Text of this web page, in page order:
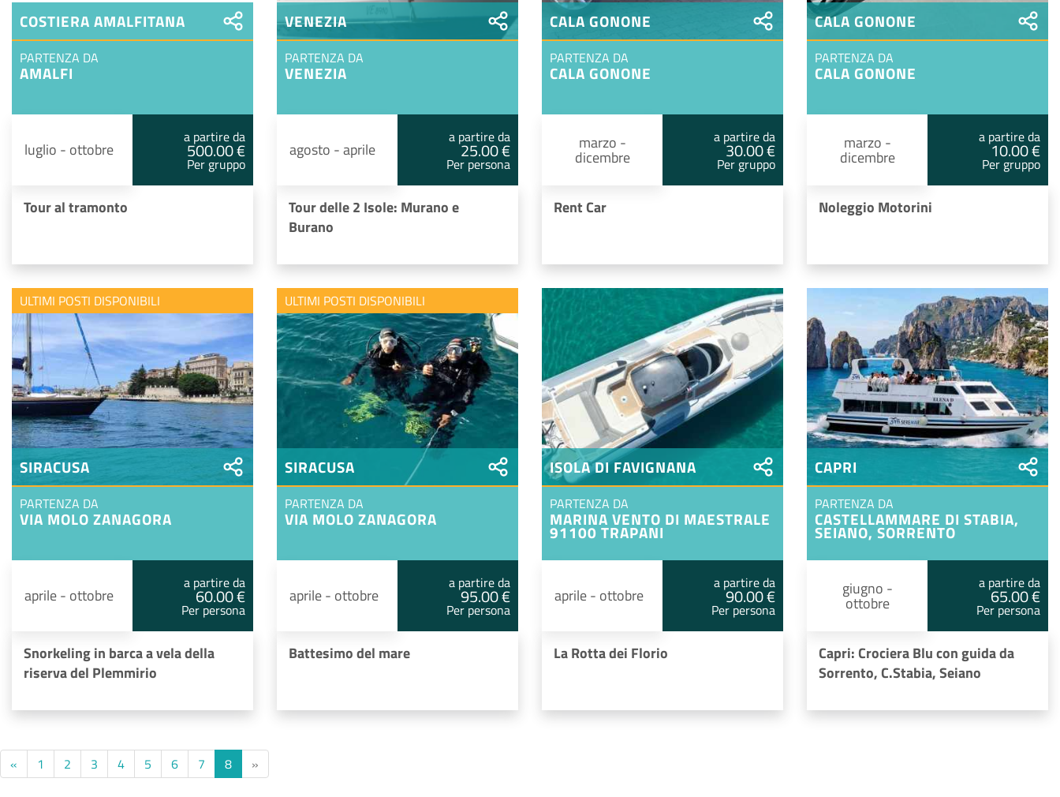
COSTIERA AMALFITANA
PARTENZA DA
AMALFI
luglio - ottobre
a partire da
500.00 €
Per gruppo
Tour al tramonto
VENEZIA
PARTENZA DA
VENEZIA
agosto - aprile
a partire da
25.00 €
Per persona
Tour delle 2 Isole: Murano e
Burano
CALA GONONE
PARTENZA DA
CALA GONONE
marzo -
dicembre
a partire da
30.00 €
Per gruppo
Rent Car
CALA GONONE
PARTENZA DA
CALA GONONE
marzo -
dicembre
a partire da
10.00 €
Per gruppo
Noleggio Motorini
ULTIMI POSTI DISPONIBILI
SIRACUSA
PARTENZA DA
VIA MOLO ZANAGORA
aprile - ottobre
a partire da
60.00 €
Per persona
Snorkeling in barca a vela della
riserva del Plemmirio
ULTIMI POSTI DISPONIBILI
SIRACUSA
PARTENZA DA
VIA MOLO ZANAGORA
aprile - ottobre
a partire da
95.00 €
Per persona
Battesimo del mare
ISOLA DI FAVIGNANA
PARTENZA DA
MARINA VENTO DI MAESTRALE
91100 TRAPANI
aprile - ottobre
a partire da
90.00 €
Per persona
La Rotta dei Florio
CAPRI
PARTENZA DA
CASTELLAMMARE DI STABIA,
SEIANO, SORRENTO
giugno -
ottobre
a partire da
65.00 €
Per persona
Capri: Crociera Blu con guida da
Sorrento, C.Stabia, Seiano
« 1 2 3 4 5 6 7 8 »